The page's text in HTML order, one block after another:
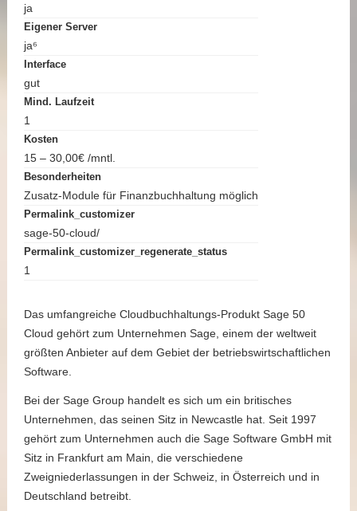
ja
Eigener Server
ja⁶
Interface
gut
Mind. Laufzeit
1
Kosten
15 – 30,00€ /mntl.
Besonderheiten
Zusatz-Module für Finanzbuchhaltung möglich
Permalink_customizer
sage-50-cloud/
Permalink_customizer_regenerate_status
1
Das umfangreiche Cloudbuchhaltungs-Produkt Sage 50
Cloud gehört zum Unternehmen Sage, einem der weltweit
größten Anbieter auf dem Gebiet der betriebswirtschaftlichen
Software.
Bei der Sage Group handelt es sich um ein britisches
Unternehmen, das seinen Sitz in Newcastle hat. Seit 1997
gehört zum Unternehmen auch die Sage Software GmbH mit
Sitz in Frankfurt am Main, die verschiedene
Zweigniederlassungen in der Schweiz, in Österreich und in
Deutschland betreibt.